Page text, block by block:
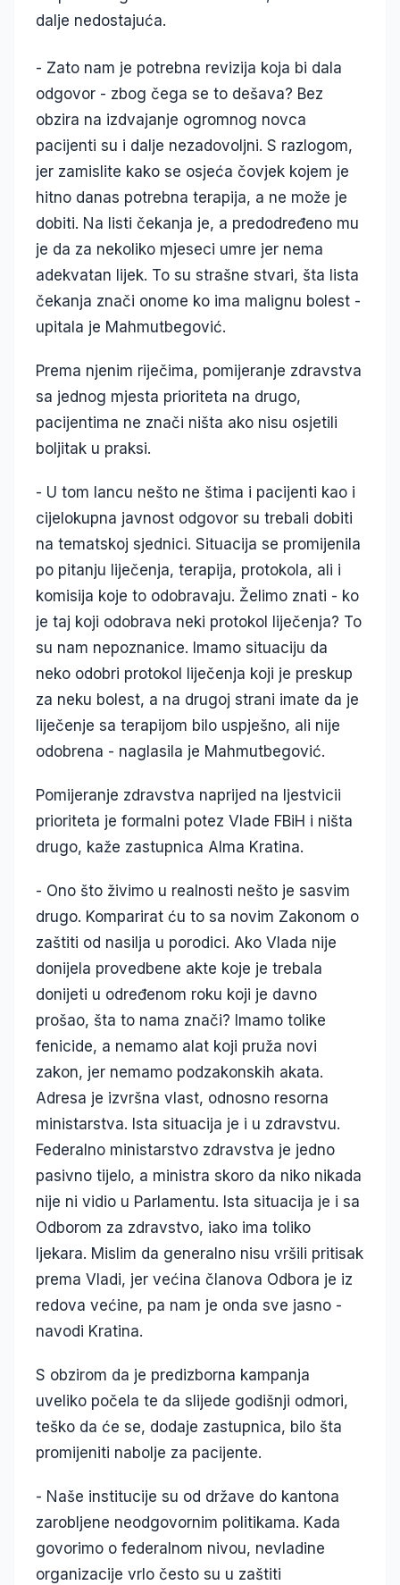
dalje nedostajuća.
- Zato nam je potrebna revizija koja bi dala
odgovor - zbog čega se to dešava? Bez
obzira na izdvajanje ogromnog novca
pacijenti su i dalje nezadovoljni. S razlogom,
jer zamislite kako se osjeća čovjek kojem je
hitno danas potrebna terapija, a ne može je
dobiti. Na listi čekanja je, a predodređeno mu
je da za nekoliko mjeseci umre jer nema
adekvatan lijek. To su strašne stvari, šta lista
čekanja znači onome ko ima malignu bolest -
upitala je Mahmutbegović.
Prema njenim riječima, pomijeranje zdravstva
sa jednog mjesta prioriteta na drugo,
pacijentima ne znači ništa ako nisu osjetili
boljitak u praksi.
- U tom lancu nešto ne štima i pacijenti kao i
cijelokupna javnost odgovor su trebali dobiti
na tematskoj sjednici. Situacija se promijenila
po pitanju liječenja, terapija, protokola, ali i
komisija koje to odobravaju. Želimo znati - ko
je taj koji odobrava neki protokol liječenja? To
su nam nepoznanice. Imamo situaciju da
neko odobri protokol liječenja koji je preskup
za neku bolest, a na drugoj strani imate da je
liječenje sa terapijom bilo uspješno, ali nije
odobrena - naglasila je Mahmutbegović.
Pomijeranje zdravstva naprijed na ljestvicii
prioriteta je formalni potez Vlade FBiH i ništa
drugo, kaže zastupnica Alma Kratina.
- Ono što živimo u realnosti nešto je sasvim
drugo. Komparirat ću to sa novim Zakonom o
zaštiti od nasilja u porodici. Ako Vlada nije
donijela provedbene akte koje je trebala
donijeti u određenom roku koji je davno
prošao, šta to nama znači? Imamo tolike
fenicide, a nemamo alat koji pruža novi
zakon, jer nemamo podzakonskih akata.
Adresa je izvršna vlast, odnosno resorna
ministarstva. Ista situacija je i u zdravstvu.
Federalno ministarstvo zdravstva je jedno
pasivno tijelo, a ministra skoro da niko nikada
nije ni vidio u Parlamentu. Ista situacija je i sa
Odborom za zdravstvo, iako ima toliko
ljekara. Mislim da generalno nisu vršili pritisak
prema Vladi, jer većina članova Odbora je iz
redova većine, pa nam je onda sve jasno -
navodi Kratina.
S obzirom da je predizborna kampanja
uveliko počela te da slijede godišnji odmori,
teško da će se, dodaje zastupnica, bilo šta
promijeniti nabolje za pacijente.
- Naše institucije su od države do kantona
zarobljene neodgovornim politikama. Kada
govorimo o federalnom nivou, nevladine
organizacije vrlo često su u zaštiti